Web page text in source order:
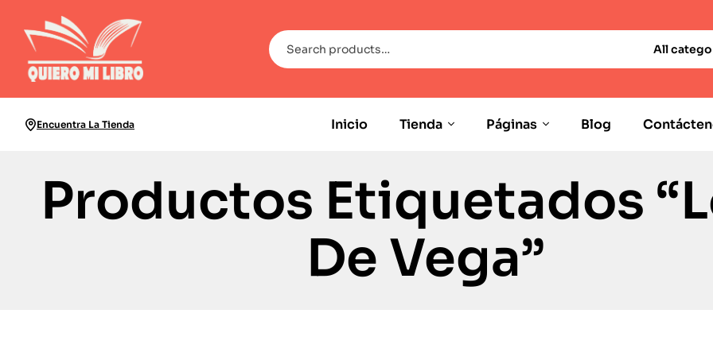
All
Encuentra La Tienda Inicio Tienda Páginas Blog
Productos Etiquetados
De Vega”